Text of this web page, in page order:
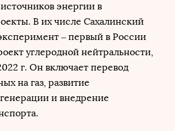
энергии в
В их числе Сахалинский
– первый в России
углеродной нейтральности,
г. Он включает перевод
на газ, развитие
и внедрение